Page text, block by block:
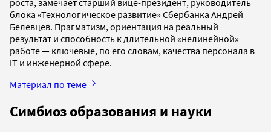
блока «Технологическое развитие» Сбербанка Андрей
Белевцев. Прагматизм, ориентация на реальный
результат и способность к длительной «нелинейной»
работе — ключевые, по его словам, качества персонала в
IT и инженерной сфере.
Материал по теме
Симбиоз образования и науки